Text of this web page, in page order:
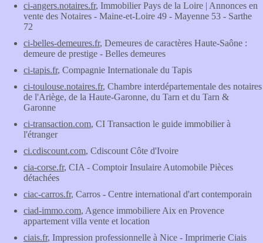
ci-angers.notaires.fr, Immobilier Pays de la Loire | Annonces en
vente des Notaires - Maine-et-Loire 49 - Mayenne 53 - Sarthe
72
ci-belles-demeures.fr, Demeures de caractères Haute-Saône :
demeure de prestige - Belles demeures
ci-tapis.fr, Compagnie Internationale du Tapis
ci-toulouse.notaires.fr, Chambre interdépartementale des notaires
de l'Ariège, de la Haute-Garonne, du Tarn et du Tarn &
Garonne
ci-transaction.com, CI Transaction le guide immobilier à
l'étranger
ci.cdiscount.com, Cdiscount Côte d'Ivoire
cia-corse.fr, CIA - Comptoir Insulaire Automobile Pièces
détachées
ciac-carros.fr, Carros - Centre international d'art contemporain
ciad-immo.com, Agence immobiliere Aix en Provence
appartement villa vente et location
ciais.fr, Impression professionnelle à Nice - Imprimerie Ciais